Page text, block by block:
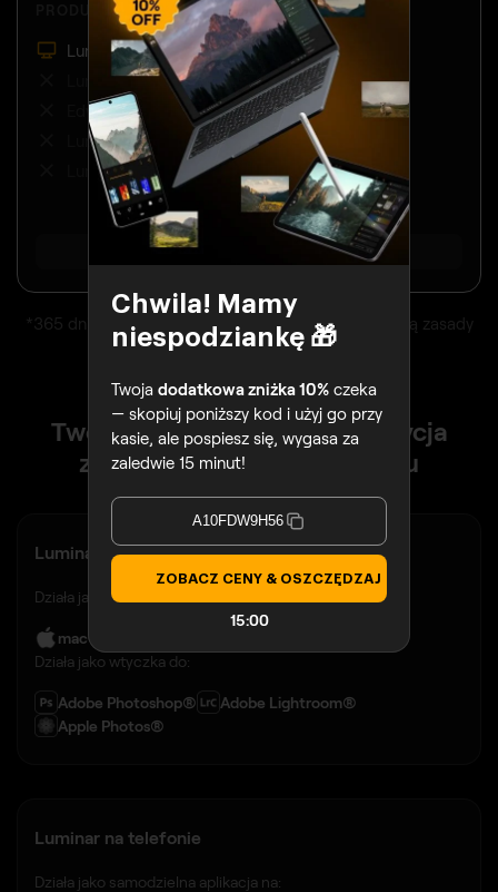
PRODUKTY:
Luminar na komputerze
Luminar na telefonie
Edycja na wielu urządzeniach
Luminar w przeglądarce
Luminar Prime
POKAŻ WSZYSTKO
*365 dni nieograniczonego użytkowania. Obowiązują zasady
uczciwego użytkowania.
Twórz wszędzie - potężna edycja
zdjęć na każdym urządzeniu
Luminar na komputerze
Działa jako samodzielna aplikacja na:
macOS
Działa jako wtyczka do:
Adobe Photoshop®
Adobe Lightroom®
Apple Photos®
Luminar na telefonie
Działa jako samodzielna aplikacja na:
Chwila! Mamy
niespodziankę 🎁
Twoja dodatkowa zniżka 10% czeka
— skopiuj poniższy kod i użyj go przy
kasie, ale pospiesz się, wygasa za
zaledwie 15 minut!
A10FDW9H56
ZOBACZ CENY & OSZCZĘDZAJ
14:59